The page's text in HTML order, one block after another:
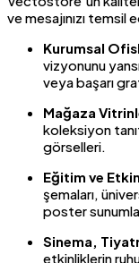
ve mesajınızı temsil
Kurumsal
vizyonunu
veya başarı
Mağaza
koleksiyon
görselleri.
Eğitim ve
şemaları,
poster
Sinema,
etkinliklerin